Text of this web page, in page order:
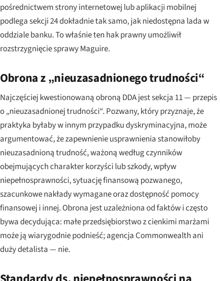
pośrednictwem strony internetowej lub aplikacji mobilnej
podlega sekcji 24 dokładnie tak samo, jak niedostępna lada w
oddziale banku. To właśnie ten hak prawny umożliwił
rozstrzygnięcie sprawyMaguire.
Obrona z „nieuzasadnionego trudności“
Najczęściej kwestionowaną obroną DDA jest sekcja 11 — przepis
o „nieuzasadnionej trudności“. Pozwany, który przyznaje, że
praktyka byłaby w innym przypadku dyskryminacyjna, może
argumentować, że zapewnienie usprawnienia stanowiłoby
nieuzasadnioną trudność, ważoną według czynników
obejmujących charakter korzyści lub szkody, wpływ
niepełnosprawności, sytuację finansową pozwanego,
szacunkowe nakłady wymagane oraz dostępność pomocy
finansowej i innej. Obrona jest uzależniona od faktów i często
bywa decydująca: małe przedsiębiorstwo z cienkimi marżami
może ją wiarygodnie podnieść; agencja Commonwealth ani
duży detalista — nie.